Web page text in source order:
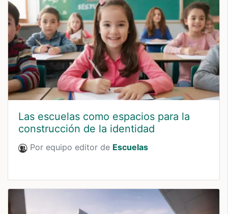
Las escuelas como espacios para la
construcción de la identidad
Por equipo editor de Escuelas